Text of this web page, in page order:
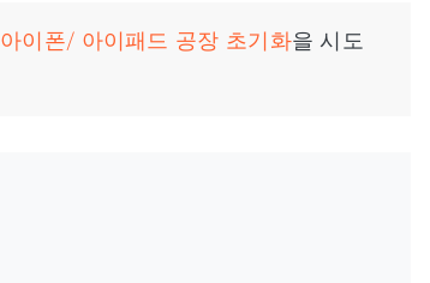
아이폰/ 아이패드 공장 초기화을 시도